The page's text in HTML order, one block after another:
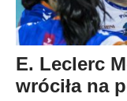
E. Leclerc
wróciła na